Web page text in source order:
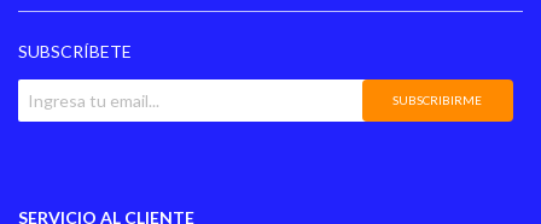
SUBSCRÍBETE
SUBSCRIBIRME
SERVICIO AL CLIENTE